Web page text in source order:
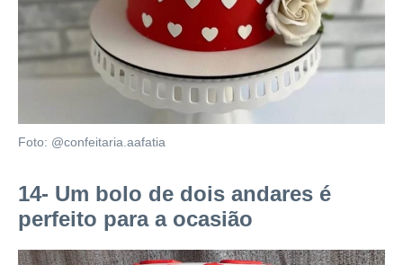
Foto: @confeitaria.aafatia
14- Um bolo de dois andares é
perfeito para a ocasião